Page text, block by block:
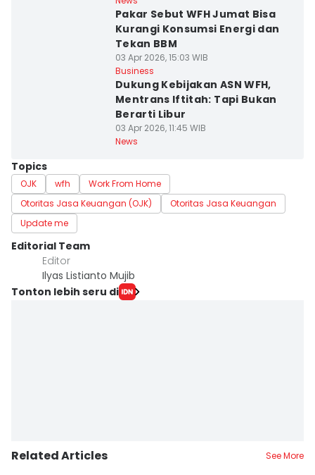
Pakar Sebut WFH Jumat Bisa
Kurangi Konsumsi Energi dan
Tekan BBM
03 Apr 2026, 15:03 WIB
Business
Dukung Kebijakan ASN WFH,
Mentrans Iftitah: Tapi Bukan
Berarti Libur
03 Apr 2026, 11:45 WIB
News
Topics
OJK wfh
Work From Home
Otoritas Jasa Keuangan (OJK)
Otoritas Jasa Keuangan
Update me
Editorial Team
Editor
Ilyas Listianto Mujib
Tonton lebih seru di
Related Articles See More